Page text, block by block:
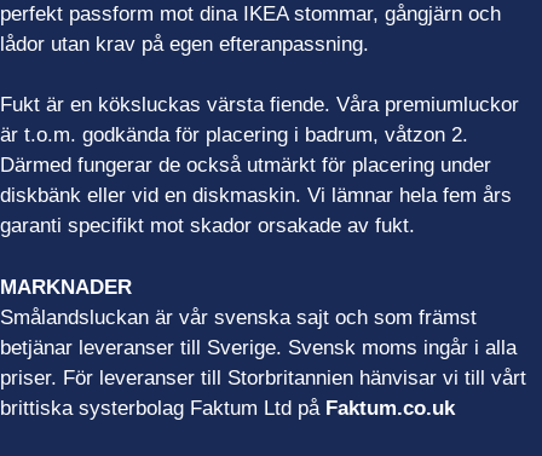
perfekt passform mot dina IKEA stommar, gångjärn och
lådor utan krav på egen efteranpassning.
Fukt är en köksluckas värsta fiende. Våra premiumluckor
är t.o.m. godkända för placering i badrum, våtzon 2.
Därmed fungerar de också utmärkt för placering under
diskbänk eller vid en diskmaskin. Vi lämnar hela fem års
garanti specifikt mot skador orsakade av fukt.
MARKNADER
Smålandsluckan är vår svenska sajt och som främst
betjänar leveranser till Sverige. Svensk moms ingår i alla
priser. För leveranser till Storbritannien hänvisar vi till vårt
brittiska systerbolag Faktum Ltd på Faktum.co.uk